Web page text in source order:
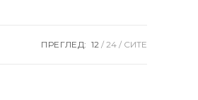
ПРЕГЛЕД: 12 24 СИТЕ